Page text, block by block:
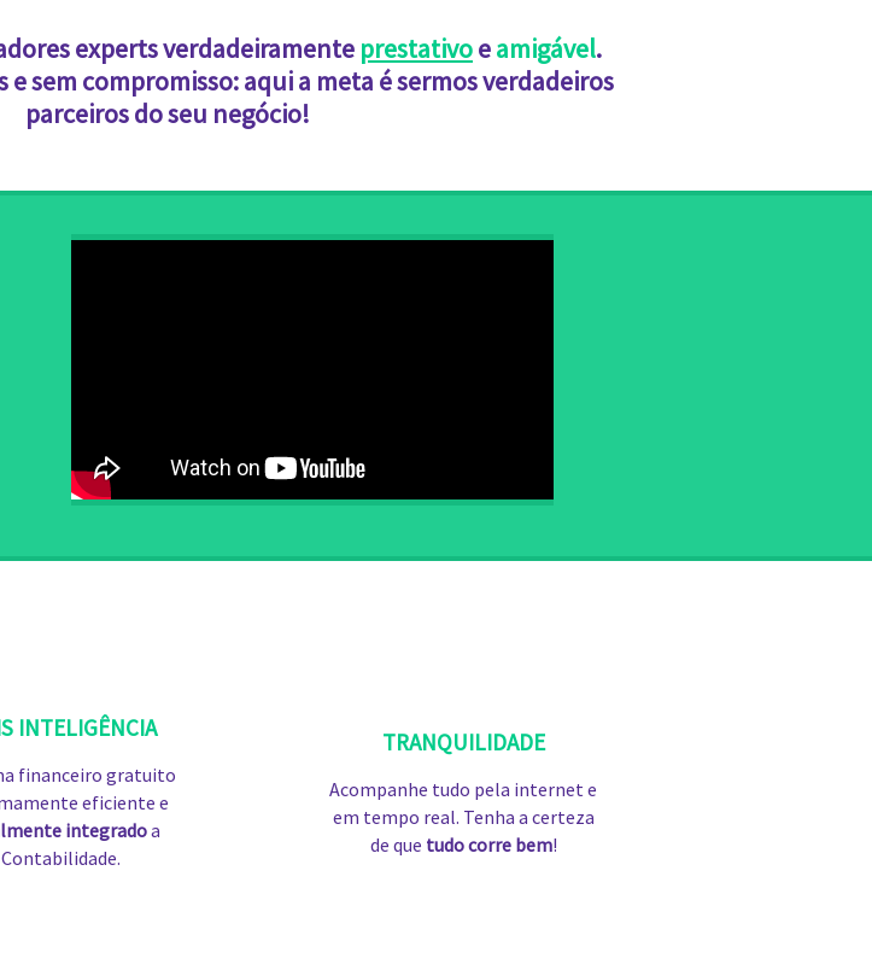
experts verdadeiramente prestativoeamigável.
e sem compromisso: aqui a meta é sermos verdadeiros
parceiros do seu negócio!
INTELIGÊNCIA
financeiro gratuito
eficiente e
integradoa
Contabilidade.
TRANQUILIDADE
Acompanhe tudo pela internet e
em tempo real. Tenha a certeza
de que tudo corre bem!